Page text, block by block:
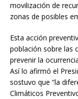
movilización de
zonas de posibles
Esta acción
población sobre las
prevenir la
Así lo afirmó el
sostuvo que “la
Climáticos